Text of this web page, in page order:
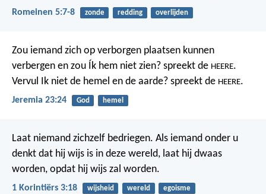
Romeinen 5:7-8 zonde redding overlijden
Zou iemand zich op verborgen plaatsen kunnen
verbergen en zou Ík hem niet zien? spreekt de HEERE.
Vervul Ik niet de hemel en de aarde? spreekt de HEERE.
Jeremia 23:24 God hemel
Laat niemand zichzelf bedriegen. Als iemand onder u
denkt dat hij wijs is in deze wereld, laat hij dwaas
worden, opdat hij wijs zal worden.
1 Korintiërs 3:18 wijsheid wereld egoisme